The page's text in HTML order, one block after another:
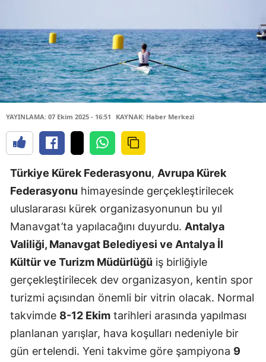
YAYINLAMA: 07 Ekim 2025 - 16:51 KAYNAK: Haber Merkezi
Türkiye Kürek Federasyonu, Avrupa Kürek
Federasyonu himayesinde gerçekleştirilecek
uluslararası kürek organizasyonunun bu yıl
Manavgat’ta yapılacağını duyurdu. Antalya
Valiliği, Manavgat Belediyesi ve Antalya İl
Kültür ve Turizm Müdürlüğü iş birliğiyle
gerçekleştirilecek dev organizasyon, kentin spor
turizmi açısından önemli bir vitrin olacak. Normal
takvimde 8-12 Ekim tarihleri arasında yapılması
planlanan yarışlar, hava koşulları nedeniyle bir
gün ertelendi. Yeni takvime göre şampiyona 9